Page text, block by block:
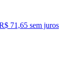
71,65 sem juros